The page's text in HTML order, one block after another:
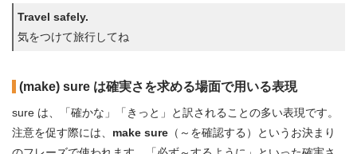
Travel safely.
気をつけて旅行してね
(make) sure は確実さを求める場面で用いる表現
sure は、「確かな」「きっと」と訳されることの多い表現です。
注意を促す際には、 make sure （～を確認する）というお決まり